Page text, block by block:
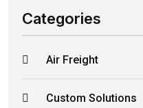
Categories
Air Freight
Custom Solutions